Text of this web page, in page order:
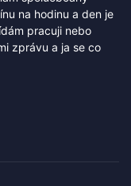
na hodinu a den je
pracuji nebo
zprávu a ja se co